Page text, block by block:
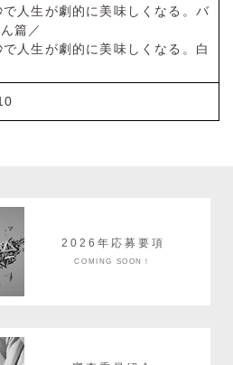
で人生が劇的に美味しくなる。バ
篇／
で人生が劇的に美味しくなる。白
2026年応募要項
COMING SOON！